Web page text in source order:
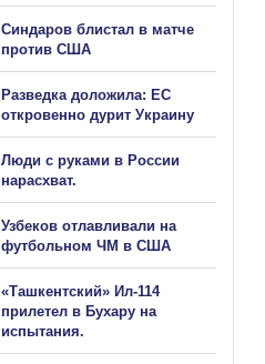
Синдаров блистал в матче
против США
Разведка доложила: ЕС
откровенно дурит Украину
Люди с руками в России
нарасхват.
Узбеков отлавливали на
футбольном ЧМ в США
«Ташкентский» Ил-114
прилетел в Бухару на
испытания.